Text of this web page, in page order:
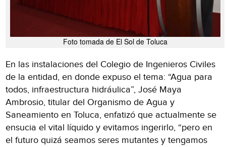
Foto tomada de El Sol de Toluca
En las instalaciones del Colegio de Ingenieros Civiles
de la entidad, en donde expuso el tema: “Agua para
todos, infraestructura hidráulica”, José Maya
Ambrosio, titular del Organismo de Agua y
Saneamiento en Toluca, enfatizó que actualmente se
ensucia el vital líquido y evitamos ingerirlo, “pero en
el futuro quizá seamos seres mutantes y tengamos